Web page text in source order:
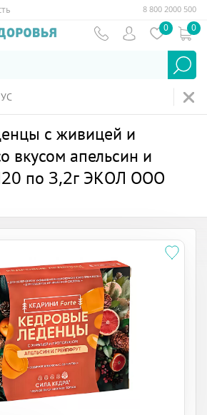
8 800 2000 500
0 0
с живицей и
вкусом апельсин и
по 3,2г ЭКОЛ ООО